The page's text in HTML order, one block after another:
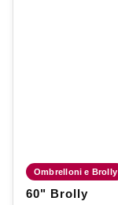
Ombrelloni e Brolly
60" Brolly